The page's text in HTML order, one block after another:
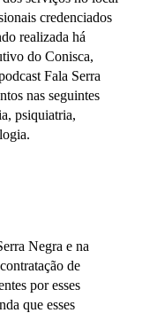
credenciados
realizada há
do Conisca,
Fala Serra
nas seguintes
psiquiatria,
Negra e na
de
por esses
que esses